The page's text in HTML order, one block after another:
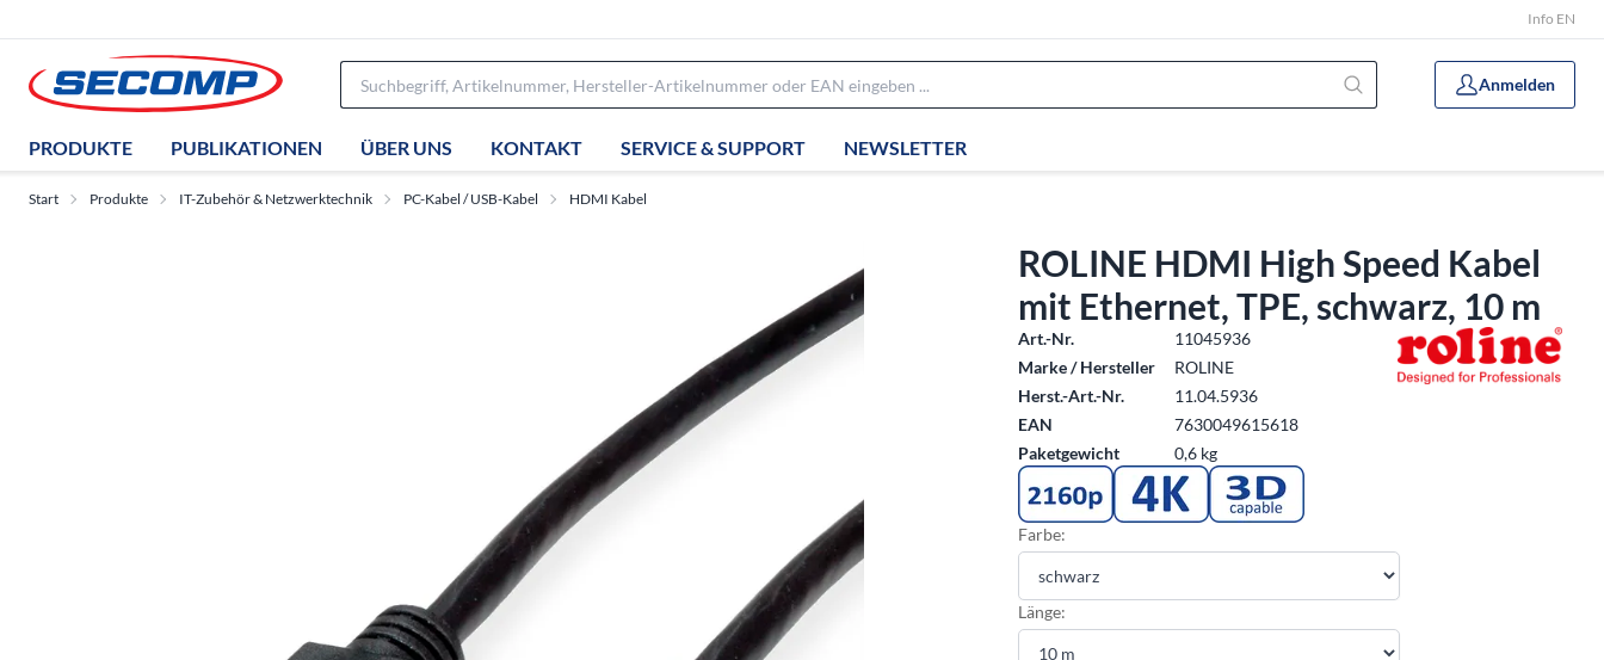
Info EN
Anmelden
PRODUKTE PUBLIKATIONEN ÜBER UNS KONTAKT SERVICE & SUPPORT NEWSLETTER
Start Produkte IT-Zubehör & Netzwerktechnik PC-Kabel / USB-Kabel HDMI Kabel
ROLINE HDMI High Speed Kabel
mit Ethernet, TPE, schwarz, 10 m
Art.-Nr.
11045936
Marke / Hersteller
ROLINE
Herst.-Art.-Nr.
11.04.5936
EAN
7630049615618
Paketgewicht
0,6 kg
Farbe:
Länge: